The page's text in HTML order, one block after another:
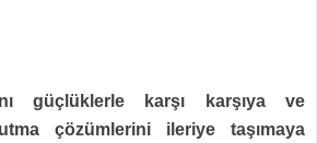
güçlüklerle karşı karşıya ve
çözümlerini ileriye taşımaya